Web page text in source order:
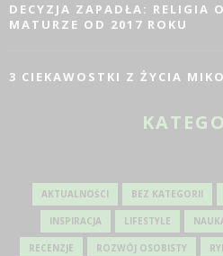
DECYZJA ZAPADŁA: RELIGIA
MATURZE OD 2017 ROKU
3 CIEKAWOSTKI Z ŻYCIA
AKTUALNOŚCI BEZ KATEGORII
INSPIRACJA LIFESTYLE
RECENZJE ROZWÓJ OSOBISTY